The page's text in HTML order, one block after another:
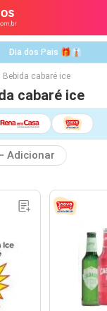
Dia dos Pais 🎁👔
Bebida cabaré ice
cabaré ice
Adicionar